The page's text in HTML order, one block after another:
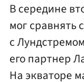
В середине
мог сравнять
с
его партнер
На экваторе